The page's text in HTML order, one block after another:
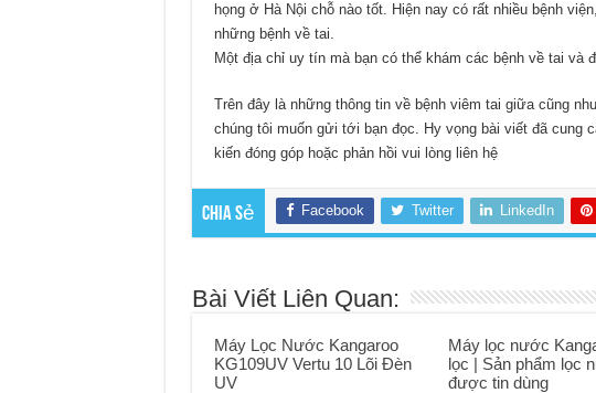
họng ở Hà Nội chỗ nào tốt. Hiện nay có rất nhiều bệnh
những bệnh về tai.
Một địa chỉ uy tín mà bạn có thể khám các bệnh về tai và
Trên đây là những thông tin về bệnh viêm tai giữa cũng
chúng tôi muốn gửi tới bạn đọc. Hy vọng bài viết đã cung
kiến đóng góp hoặc phản hồi vui lòng liên hệ
Chia sẻ Facebook Twitter LinkedIn
Bài Viết Liên Quan:
Máy Lọc Nước Kangaroo
KG109UV Vertu 10 Lõi Đèn
UV
Máy lọc nước
lọc | Sản phẩm lọc
được tin dùng